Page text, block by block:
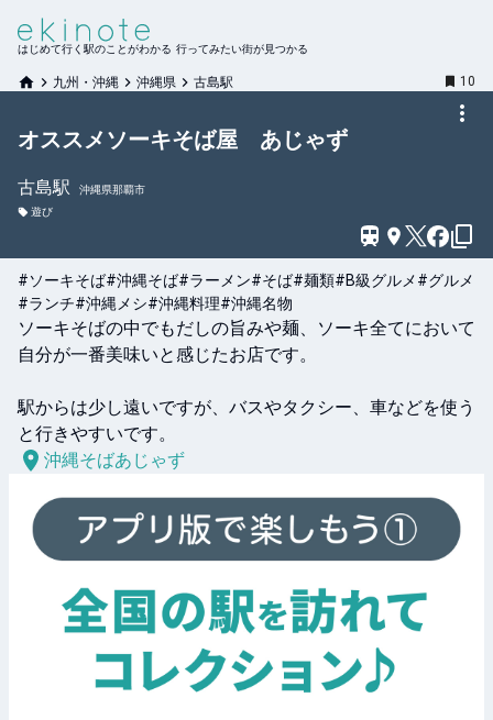
はじめて行く駅のことがわかる 行ってみたい街が見つかる
九州・沖縄 沖縄県 古島駅 10
オススメソーキそば屋 あじゃず
古島駅
沖縄県那覇市
遊び
#ソーキそば#沖縄そば#ラーメン#そば#麺類#B級グルメ#グルメ
#ランチ#沖縄メシ#沖縄料理#沖縄名物
ソーキそばの中でもだしの旨みや麺、ソーキ全てにおいて
自分が一番美味いと感じたお店です。
駅からは少し遠いですが、バスやタクシー、車などを使う
と行きやすいです。
沖縄そばあじゃず